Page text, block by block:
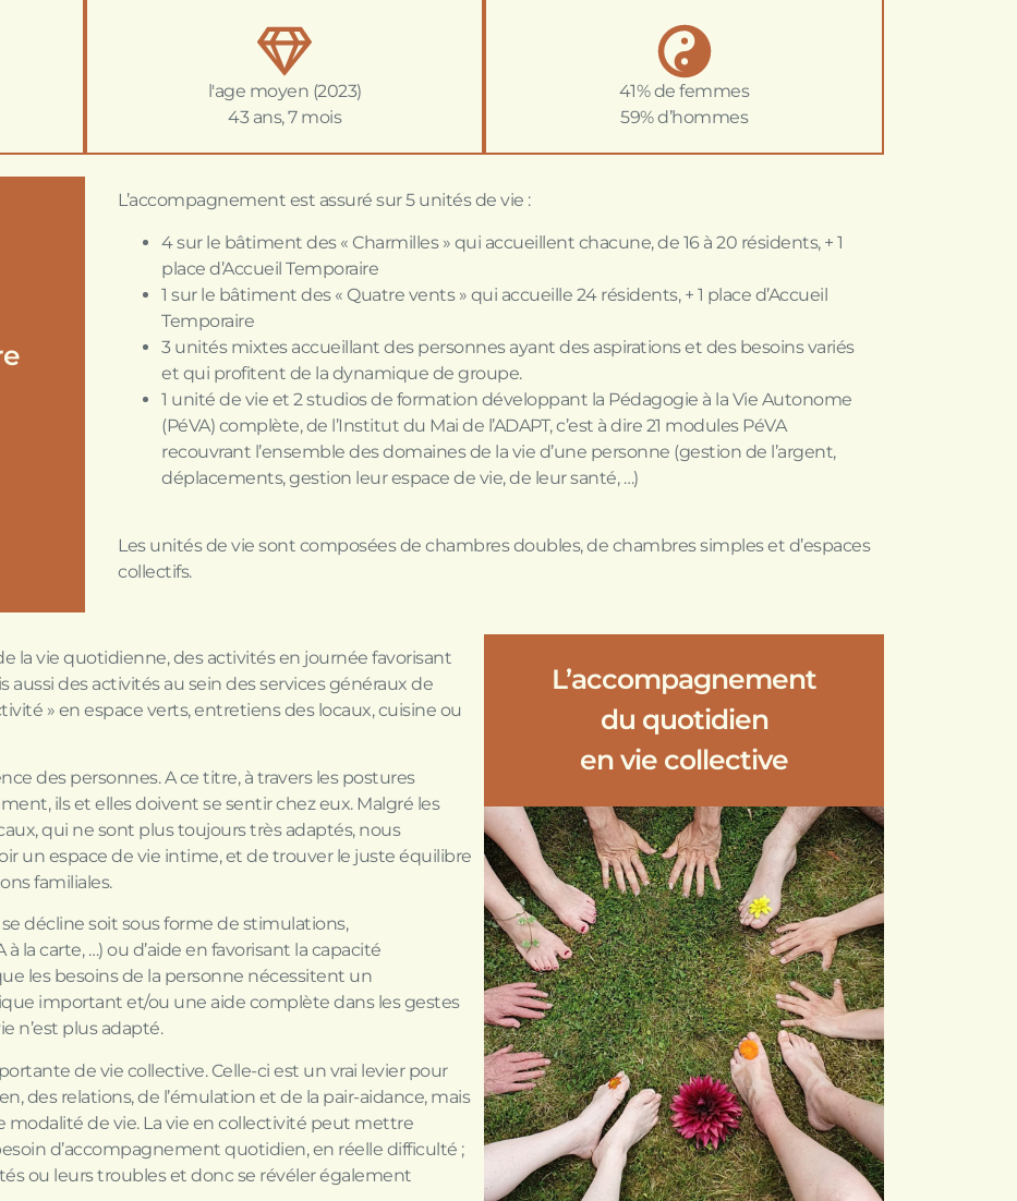
l'age moyen (2023)
43 ans, 7 mois
41% de femmes
59% d’hommes
L’accompagnement est assuré sur 5 unités de vie :
4 sur le bâtiment des « Charmilles » qui accueillent chacune, de 16 à 20 résidents, + 1
place d’Accueil Temporaire
1 sur le bâtiment des « Quatre vents » qui accueille 24 résidents, + 1 place d’Accueil
Temporaire
3 unités mixtes accueillant des personnes ayant des aspirations et des besoins variés
et qui profitent de la dynamique de groupe.
1 unité de vie et 2 studios de formation développant la Pédagogie à la Vie Autonome
(PéVA) complète, de l’Institut du Mai de l’ADAPT, c’est à dire 21 modules PéVA
recouvrant l’ensemble des domaines de la vie d’une personne (gestion de l’argent,
déplacements, gestion leur espace de vie, de leur santé, …)
Les unités de vie sont composées de chambres doubles, de chambres simples et d’espaces
collectifs.
L’accompagnement
du quotidien
en vie collective
la vie quotidienne, des activités en journée favorisant
aussi des activités au sein des services généraux de
» en espace verts, entretiens des locaux, cuisine ou
des personnes. A ce titre, à travers les postures
ils et elles doivent se sentir chez eux. Malgré les
qui ne sont plus toujours très adaptés, nous
un espace de vie intime, et de trouver le juste équilibre
familiales.
décline soit sous forme de stimulations,
la carte, …) ou d’aide en favorisant la capacité
les besoins de la personne nécessitent un
important et/ou une aide complète dans les gestes
n’est plus adapté.
de vie collective. Celle-ci est un vrai levier pour
des relations, de l’émulation et de la pair-aidance, mais
modalité de vie. La vie en collectivité peut mettre
d’accompagnement quotidien, en réelle difficulté ;
ou leurs troubles et donc se révéler également